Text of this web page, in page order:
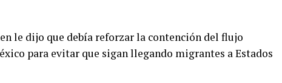
le dijo que debía reforzar la contención del flujo
para evitar que sigan llegando migrantes a Estados